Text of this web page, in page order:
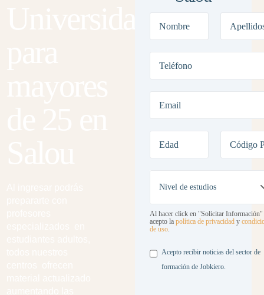
Universidad
Al hacer click en "Solicitar Información"
acepto la política de privacidad y
de uso.
LegalAcepto recibir noticias del sector de
formación de Jobkiero.